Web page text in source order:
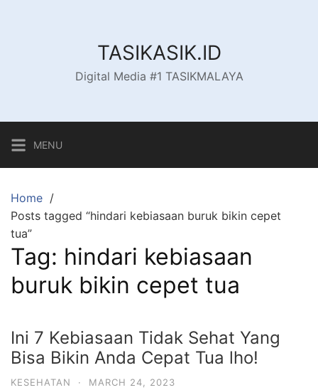
TASIKASIK.ID
Digital Media #1 TASIKMALAYA
MENU
Home
Posts tagged “hindari kebiasaan buruk bikin cepet
tua”
Tag: hindari kebiasaan
buruk bikin cepet tua
Ini 7 Kebiasaan Tidak Sehat Yang
Bisa Bikin Anda Cepat Tua lho!
KESEHATAN · MARCH 24, 2023